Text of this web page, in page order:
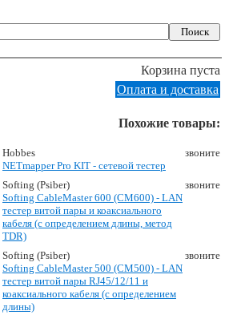
Корзина пуста
Оплата и доставка
Похожие товары:
Hobbes
NETmapper Pro KIT - сетевой тестер
звоните
Softing (Psiber)
Softing CableMaster 600 (CM600) - LAN
тестер витой пары и коаксиального
кабеля (с определением длины, метод
TDR)
звоните
Softing (Psiber)
Softing CableMaster 500 (CM500) - LAN
тестер витой пары RJ45/12/11 и
коаксиального кабеля (с определением
длины)
звоните